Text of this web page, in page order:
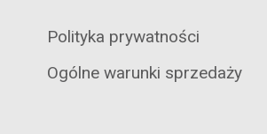
Polityka prywatności
Ogólne warunki sprzedaży